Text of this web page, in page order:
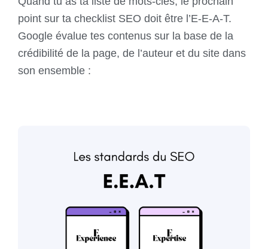
point sur ta checklist SEO doit être l’E-E-A-T.
Google évalue tes contenus sur la base de la
crédibilité de la page, de l’auteur et du site dans
son ensemble :